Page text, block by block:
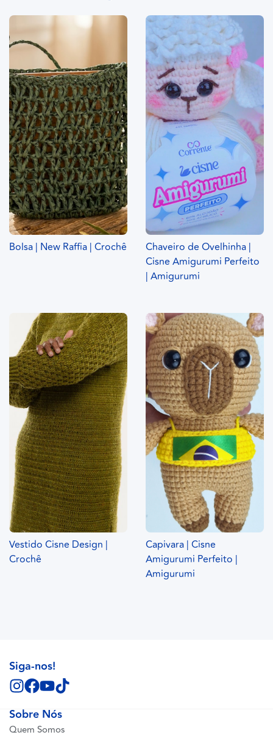
Bolsa | New Raffia | Crochê
Chaveiro de Ovelhinha |
Cisne Amigurumi Perfeito
| Amigurumi
Vestido Cisne Design |
Crochê
Capivara | Cisne
Amigurumi Perfeito |
Amigurumi
Sobre Nós
Quem Somos
Siga-nos!